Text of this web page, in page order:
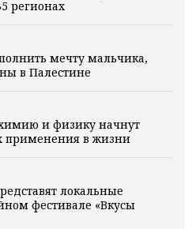
регионах
мечту мальчика,
в Палестине
и физику начнут
применения в жизни
локальные
фестивале «Вкусы